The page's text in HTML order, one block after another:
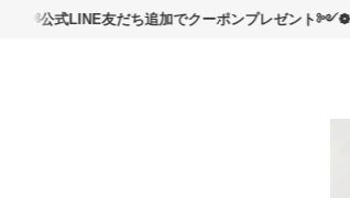
読んで
友だち追加でクーポンプレゼント༻❁